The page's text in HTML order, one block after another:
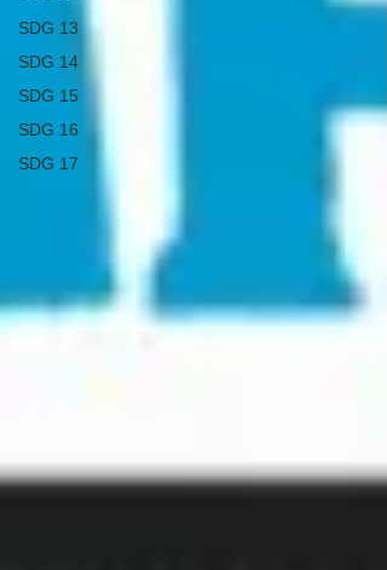
SDG 13
SDG 14
SDG 15
SDG 16
SDG 17